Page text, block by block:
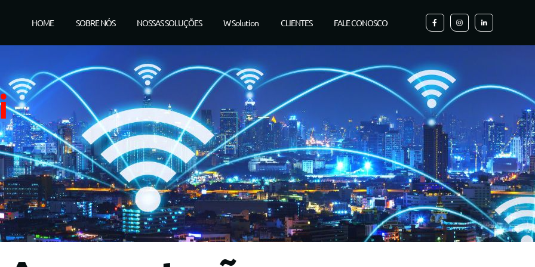
HOME SOBRE NÓS NOSSAS SOLUÇÕES W Solution CLIENTES FALE CONOSCO